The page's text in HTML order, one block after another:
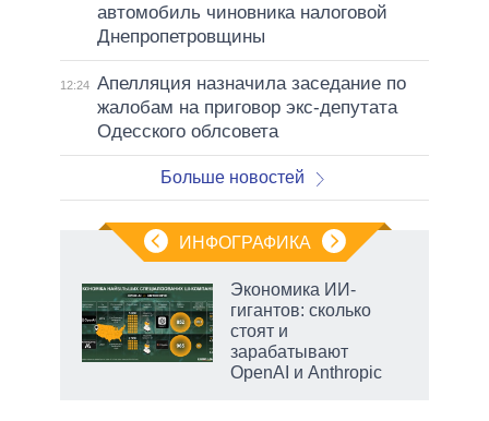
автомобиль чиновника налоговой
Днепропетровщины
12:24 Апелляция назначила заседание по
жалобам на приговор экс-депутата
Одесского облсовета
Больше новостей
ИНФОГРАФИКА
Экономика ИИ-
гигантов: сколько
стоят и
зарабатывают
OpenAI и Anthropic